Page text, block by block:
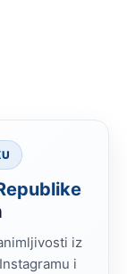
iz
i